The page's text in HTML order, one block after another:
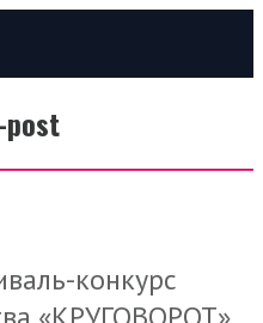
конкурс